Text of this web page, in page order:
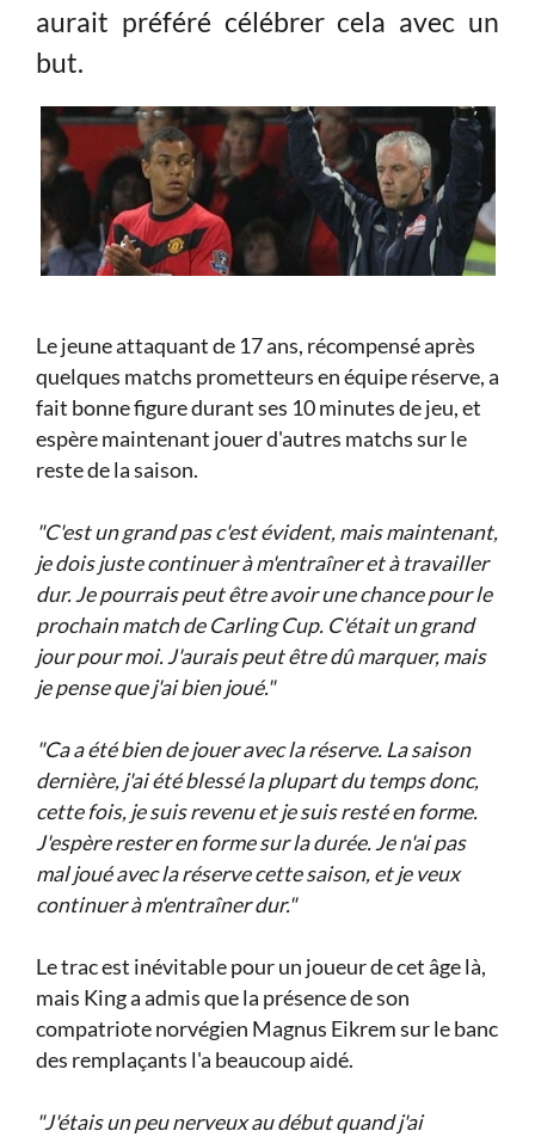
aurait préféré célébrer cela avec un
but.
Le jeune attaquant de 17 ans, récompensé après
quelques matchs prometteurs en équipe réserve, a
fait bonne figure durant ses 10 minutes de jeu, et
espère maintenant jouer d'autres matchs sur le
reste de la saison.
"C'est un grand pas c'est évident, mais maintenant,
je dois juste continuer à m'entraîner et à travailler
dur. Je pourrais peut être avoir une chance pour le
prochain match de Carling Cup. C'était un grand
jour pour moi. J'aurais peut être dû marquer, mais
je pense que j'ai bien joué."
"Ca a été bien de jouer avec la réserve. La saison
dernière, j'ai été blessé la plupart du temps donc,
cette fois, je suis revenu et je suis resté en forme.
J'espère rester en forme sur la durée. Je n'ai pas
mal joué avec la réserve cette saison, et je veux
continuer à m'entraîner dur."
Le trac est inévitable pour un joueur de cet âge là,
mais King a admis que la présence de son
compatriote norvégien Magnus Eikrem sur le banc
des remplaçants l'a beaucoup aidé.
"J'étais un peu nerveux au début quand j'ai